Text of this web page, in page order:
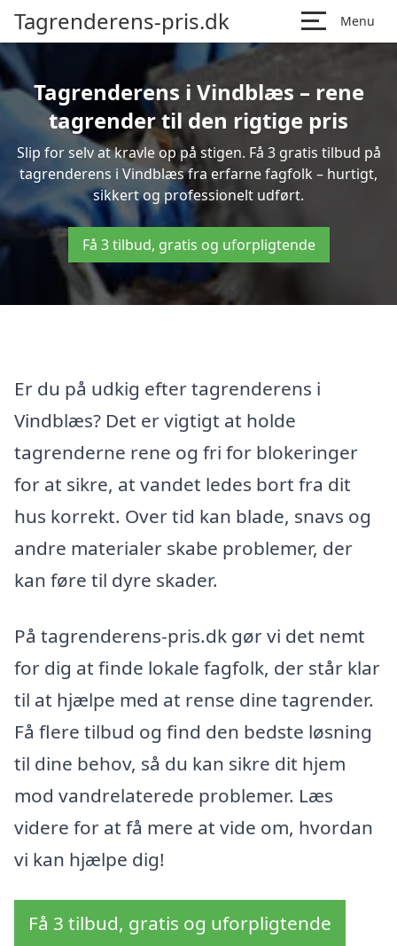
Tagrenderens-pris.dk Menu
Tagrenderens i Vindblæs – rene
tagrender til den rigtige pris
Slip for selv at kravle op på stigen. Få 3 gratis tilbud på
tagrenderens i Vindblæs fra erfarne fagfolk – hurtigt,
sikkert og professionelt udført.
Få 3 tilbud, gratis og uforpligtende
Er du på udkig efter tagrenderens i
Vindblæs? Det er vigtigt at holde
tagrenderne rene og fri for blokeringer
for at sikre, at vandet ledes bort fra dit
hus korrekt. Over tid kan blade, snavs og
andre materialer skabe problemer, der
kan føre til dyre skader.
På tagrenderens-pris.dk gør vi det nemt
for dig at finde lokale fagfolk, der står klar
til at hjælpe med at rense dine tagrender.
Få flere tilbud og find den bedste løsning
til dine behov, så du kan sikre dit hjem
mod vandrelaterede problemer. Læs
videre for at få mere at vide om, hvordan
vi kan hjælpe dig!
Få 3 tilbud, gratis og uforpligtende